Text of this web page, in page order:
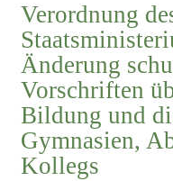
Verordnung
Änderung
Vorschriften
Bildung und
Gymnasien,
Kollegs